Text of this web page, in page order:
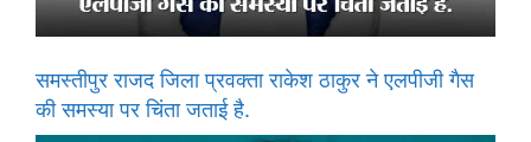
समस्तीपुर राजद जिला प्रवक्ता राकेश ठाकुर ने एलपीजी गैस
की समस्या पर चिंता जताई है.